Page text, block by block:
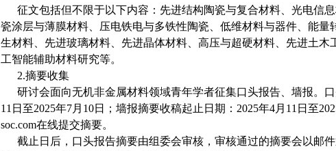
征文包括但不限于以下内容：先进结构陶瓷与复合材料、光电信
瓷涂层与薄膜材料、压电铁电与多铁性陶瓷、低维材料与器件、能
生材料、先进玻璃材料、先进晶体材料、高压与超硬材料、先进土木
工智能辅助材料研究等。
2.摘要收集
研讨会面向无机非金属材料领域青年学者征集口头报告、墙报。
11日至2025年7月10日；墙报摘要收稿起止日期：2025年4月11日至
soc.com在线提交摘要。
截止日后，口头报告摘要由组委会审核，审核通过的摘要会以邮